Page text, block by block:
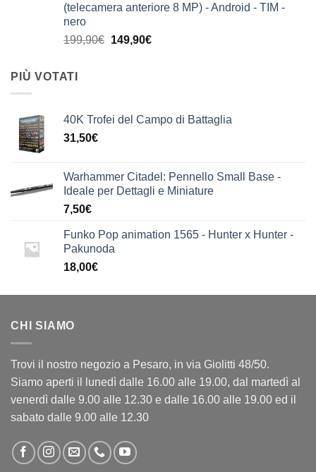
(telecamera anteriore 8 MP) - Android - TIM -
nero
199,90€ Il
149,90€Il
PIÙ VOTATI
40K Trofei del Campo di Battaglia
31,50€
Warhammer Citadel: Pennello Small Base -
Ideale per Dettagli e Miniature
7,50€
Funko Pop animation 1565 - Hunter x Hunter -
Pakunoda
18,00€
CHI SIAMO
Trovi il nostro negozio a Pesaro, in via Giolitti 48/50.
Siamo aperti il lunedì dalle 16.00 alle 19.00, dal martedì al
venerdì dalle 9.00 alle 12.30 e dalle 16.00 alle 19.00 ed il
sabato dalle 9.00 alle 12.30